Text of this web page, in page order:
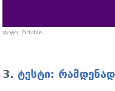
ფოტო: Dribble
3. ტესტი: